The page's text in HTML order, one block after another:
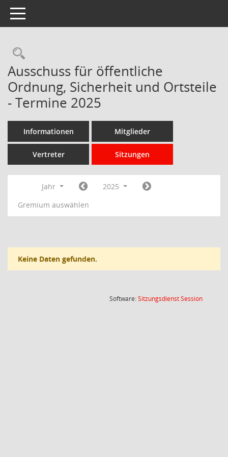
Toggle navigation
Rechercheauswahl
Ausschuss für öffentliche
Ordnung, Sicherheit und Ortsteile
- Termine 2025
Informationen Mitglieder
Vertreter Sitzungen
Jahr
2025
Gremium auswählen
Keine Daten gefunden.
Software:SitzungsdienstSession(Wird in